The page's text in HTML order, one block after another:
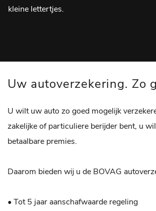
kleine lettertjes.
Uw autoverzekering. Zo
U wilt uw auto zo goed mogelijk
zakelijke of particuliere berijder bent, u
betaalbare premies.
Daarom bieden wij u de BOVAG
• Tot 5 jaar aanschafwaarde regeling